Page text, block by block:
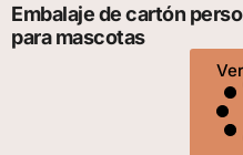
Embalaje de cartón
para mascotas